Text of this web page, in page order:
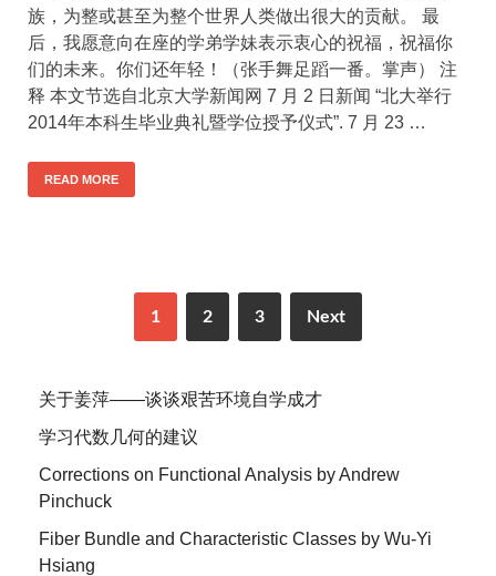
族，为整或甚至为整个世界人类做出很大的贡献。 最
后，我愿意向在座的学弟学妹表示衷心的祝福，祝福你
们的未来。你们还年轻！（张手舞足蹈一番。掌声） 注
释 本文节选自北京大学新闻网 7 月 2 日新闻 “北大举行
2014年本科生毕业典礼暨学位授予仪式”. 7 月 23 …
READ MORE
1 2 3 Next
关于姜萍——谈谈艰苦环境自学成才
学习代数几何的建议
Corrections on Functional Analysis by Andrew
Pinchuck
Fiber Bundle and Characteristic Classes by Wu-Yi
Hsiang